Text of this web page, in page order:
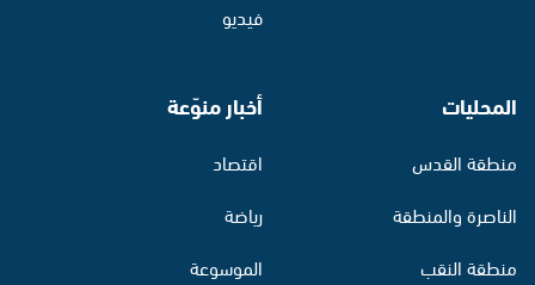
فيديو
المحليات
منطقة القدس
الناصرة والمنطقة
منطقة النقب
أخبار منوّعة
اقتصاد
رياضة
الموسوعة